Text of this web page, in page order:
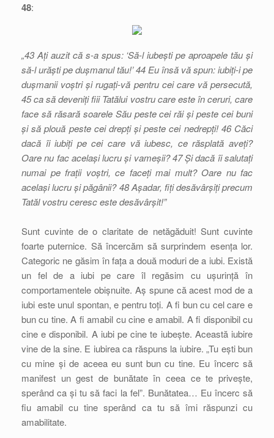
48:
„43 Ați auzit că s-a spus: ‘Să-l iubești pe aproapele tău și
să-l urăști pe dușmanul tău!’ 44 Eu însă vă spun: iubiți-i pe
dușmanii voștri și rugați-vă pentru cei care vă persecută,
45 ca să deveniți fiii Tatălui vostru care este în ceruri, care
face să răsară soarele Său peste cei răi și peste cei buni
și să plouă peste cei drepți și peste cei nedrepți! 46 Căci
dacă îi iubiți pe cei care vă iubesc, ce răsplată aveți?
Oare nu fac același lucru și vameșii? 47 Și dacă îi salutați
numai pe frații voștri, ce faceți mai mult? Oare nu fac
același lucru și păgânii? 48 Așadar, fiți desăvârșiți precum
Tatăl vostru ceresc este desăvârșit!”
Sunt cuvinte de o claritate de netăgăduit! Sunt cuvinte
foarte puternice. Să încercăm să surprindem esența lor.
Categoric ne găsim în fața a două moduri de a iubi. Există
un fel de a iubi pe care îl regăsim cu ușurință în
comportamentele obișnuite. Aș spune că acest mod de a
iubi este unul spontan, e pentru toți. A fi bun cu cel care e
bun cu tine. A fi amabil cu cine e amabil. A fi disponibil cu
cine e disponibil. A iubi pe cine te iubește. Această iubire
vine de la sine. E iubirea ca răspuns la iubire. „Tu ești bun
cu mine și de aceea eu sunt bun cu tine. Eu încerc să
manifest un gest de bunătate în ceea ce te privește,
sperând ca și tu să faci la fel”. Bunătatea… Eu încerc să
fiu amabil cu tine sperând ca tu să îmi răspunzi cu
amabilitate.